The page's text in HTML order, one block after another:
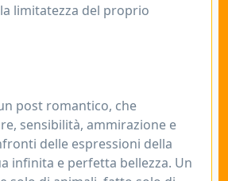
limitatezza del proprio
post romantico, che
sensibilità, ammirazione e
delle espressioni della
infinita e perfetta bellezza. Un